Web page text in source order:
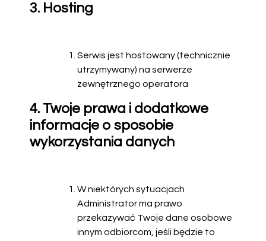
3. Hosting
Serwis jest hostowany (technicznie
utrzymywany) na serwerze
zewnętrznego operatora
4. Twoje prawa i dodatkowe
informacje o sposobie
wykorzystania danych
W niektórych sytuacjach
Administrator ma prawo
przekazywać Twoje dane osobowe
innym odbiorcom, jeśli będzie to